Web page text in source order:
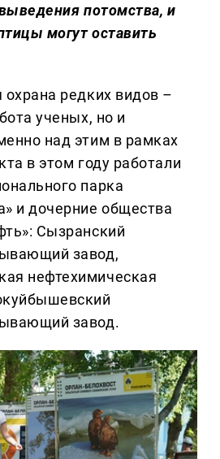
потомства, и
могут оставить
охрана редких видов –
ученых, но и
над этим в рамках
в этом году работали
парка
и дочерние общества
Сызранский
завод,
нефтехимическая
завод.